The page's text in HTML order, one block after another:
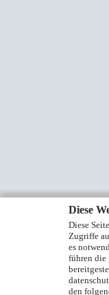
Diese
Diese
Zugriffe
es
führen die
den